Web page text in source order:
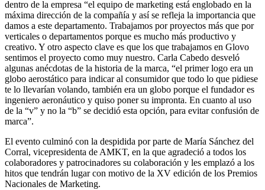
dentro de la empresa “el equipo de marketing está englobado en la
máxima dirección de la compañía y así se refleja la importancia que
damos a este departamento. Trabajamos por proyectos más que por
verticales o departamentos porque es mucho más productivo y
creativo. Y otro aspecto clave es que los que trabajamos en Glovo
sentimos el proyecto como muy nuestro. Carla Cabedo desveló
algunas anécdotas de la historia de la marca, “el primer logo era un
globo aerostático para indicar al consumidor que todo lo que pidiese
te lo llevarían volando, también era un globo porque el fundador es
ingeniero aeronáutico y quiso poner su impronta. En cuanto al uso
de la “v” y no la “b” se decidió esta opción, para evitar confusión de
marca”.
El evento culminó con la despidida por parte de María Sánchez del
Corral, vicepresidenta de AMKT, en la que agradeció a todos los
colaboradores y patrocinadores su colaboración y les emplazó a los
hitos que tendrán lugar con motivo de la XV edición de los Premios
Nacionales de Marketing.